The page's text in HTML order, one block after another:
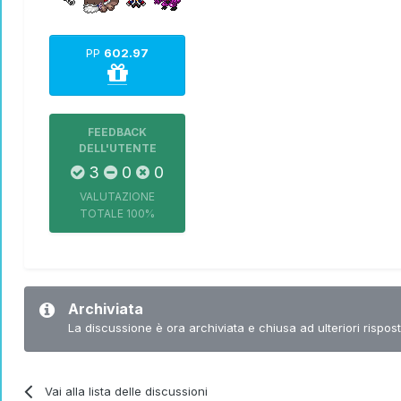
PP 602.97
FEEDBACK
DELL'UTENTE
3 0 0
VALUTAZIONE
TOTALE 100%
Archiviata
La discussione è ora archiviata e chiusa ad ulteriori
Vai alla lista delle discussioni